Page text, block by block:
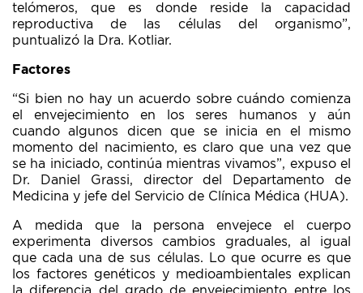
telómeros, que es donde reside la capacidad
reproductiva de las células del organismo”,
puntualizó la Dra. Kotliar.
Factores
“Si bien no hay un acuerdo sobre cuándo comienza
el envejecimiento en los seres humanos y aún
cuando algunos dicen que se inicia en el mismo
momento del nacimiento, es claro que una vez que
se ha iniciado, continúa mientras vivamos”, expuso el
Dr. Daniel Grassi, director del Departamento de
Medicina y jefe del Servicio de Clínica Médica (HUA).
A medida que la persona envejece el cuerpo
experimenta diversos cambios graduales, al igual
que cada una de sus células. Lo que ocurre es que
los factores genéticos y medioambientales explican